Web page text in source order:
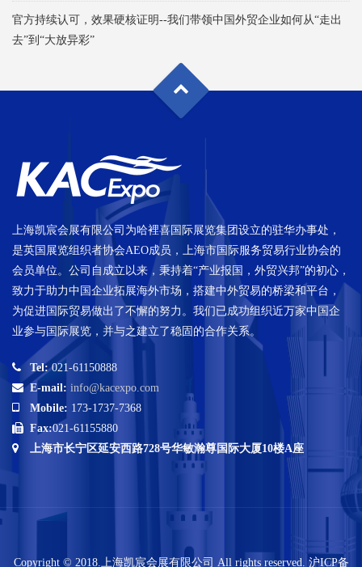
官方持续认可，效果硬核证明--我们带领中国外贸企业如何从“走出
去”到“大放异彩”
上海凯宸会展有限公司为哈裡喜国际展览集团设立的驻华办事处，
是英国展览组织者协会AEO成员，上海市国际服务贸易行业协会的
会员单位。公司自成立以来，秉持着“产业报国，外贸兴邦”的初心，
致力于助力中国企业拓展海外市场，搭建中外贸易的桥梁和平台，
为促进国际贸易做出了不懈的努力。我们已成功组织近万家中国企
业参与国际展览，并与之建立了稳固的合作关系。
Tel:021-61150888
E-mail: info@kacexpo.com
Mobile: 173-1737-7368
Fax:021-61155880
上海市长宁区延安西路728号华敏瀚尊国际大厦10楼A座
Copyright © 2018.上海凯宸会展有限公司 All rights reserved.沪ICP备